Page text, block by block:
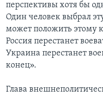
перспективы хотя бы
Один человек выбрал
может положить этому
Россия перестанет
Украина перестанет
конец».
Глава